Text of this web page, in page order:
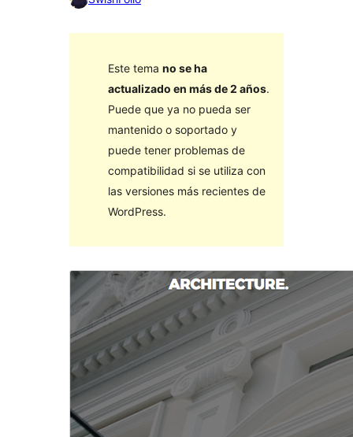
Este tema no se ha
actualizado en más de 2 años.
Puede que ya no pueda ser
mantenido o soportado y
puede tener problemas de
compatibilidad si se utiliza con
las versiones más recientes de
WordPress.